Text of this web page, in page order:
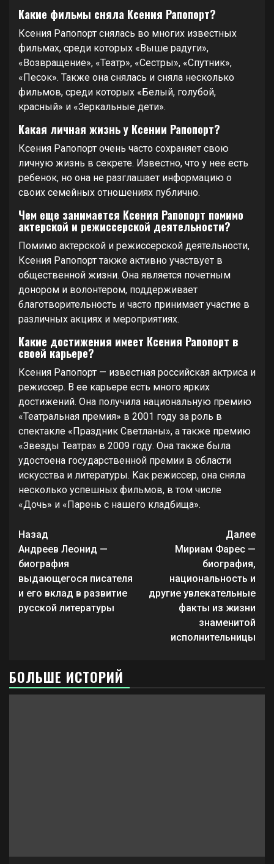
Какие фильмы сняла Ксения Рапопорт?
Ксения Рапопорт снялась во многих известных
фильмах, среди которых «Выше радуги»,
«Возвращение», «Театр», «Сестры», «Спутник»,
«Песок». Также она снялась и сняла несколько
фильмов, среди которых «Белый, голубой,
красный» и «Зеркальные дети».
Какая личная жизнь у Ксении Рапопорт?
Ксения Рапопорт очень часто сохраняет свою
личную жизнь в секрете. Известно, что у нее есть
ребенок, но она не разглашает информацию о
своих семейных отношениях публично.
Чем еще занимается Ксения Рапопорт помимо
актерской и режиссерской деятельности?
Помимо актерской и режиссерской деятельности,
Ксения Рапопорт также активно участвует в
общественной жизни. Она является почетным
донором и волонтером, поддерживает
благотворительность и часто принимает участие в
различных акциях и мероприятиях.
Какие достижения имеет Ксения Рапопорт в
своей карьере?
Ксения Рапопорт — известная российская актриса и
режиссер. В ее карьере есть много ярких
достижений. Она получила национальную премию
«Театральная премия» в 2001 году за роль в
спектакле «Праздник Светланы», а также премию
«Звезды Театра» в 2009 году. Она также была
удостоена государственной премии в области
искусства и литературы. Как режиссер, она сняла
несколько успешных фильмов, в том числе
«Дочь» и «Парень с нашего кладбища».
Продолжить
чтение
Назад
Андреев Леонид —
биография
выдающегося писателя
и его вклад в развитие
русской литературы
Далее
Мириам Фарес —
биография,
национальность и
другие увлекательные
факты из жизни
знаменитой
исполнительницы
БОЛЬШЕ ИСТОРИЙ